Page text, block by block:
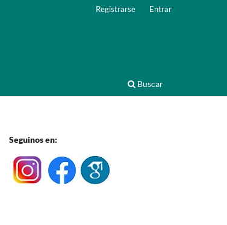
Buscar
Registrarse Entrar
Seguinos en: